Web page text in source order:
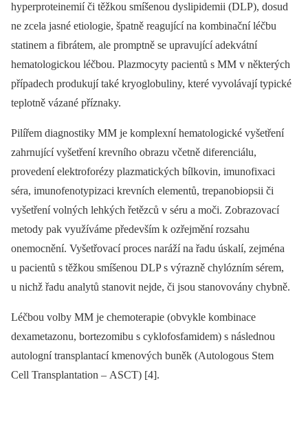
hyperproteinemií či těžkou smíšenou dyslipid­emii (DLP), dosud
ne zcela jasné etiologie, špatně reagující na kombinační léčbu
statinem a fibrátem, ale promptně se upravující adekvátní
hematologickou léčbou. Plazmocyty pacientů s MM v některých
případech produkují také kryoglobuliny, které vyvolávají typické
teplotně vázané příznaky.
Pilířem diagnostiky MM je komplexní hematologické vyšetření
zahrnující vyšetření krevního obrazu včetně diferenciálu,
provedení elektroforézy plazmatických bílkovin, imunofixaci
séra, imunofenotypizaci krevních elementů, trepanobiopsii či
vyšetření volných lehkých řetězců v séru a moči. Zobrazovací
metody pak využíváme především k ozřejmění rozsahu
onemocnění. Vyšetřovací proces naráží na řadu úskalí, zejména
u pacientů s těžkou smíšenou DLP s výrazně chylózním sérem,
u nichž řadu analytů stanovit nejde, či jsou stanovovány chybně.
Léčbou volby MM je chemoterapie (obvykle kombinace
dexametazonu, bortezomibu s cyklofosfamidem) s následnou
autologní transplantací kmenových buněk (Autologous Stem
Cell Transplantation –⁠ ASCT) [4].